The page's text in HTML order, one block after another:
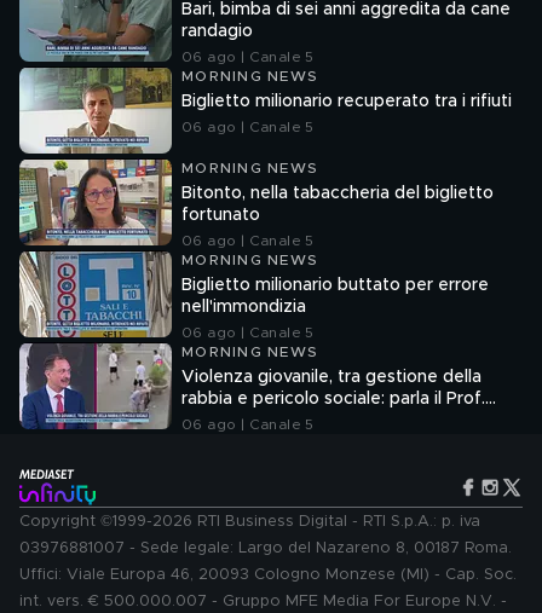
Bari, bimba di sei anni aggredita da cane
randagio
06 ago | Canale 5
MORNING NEWS
Biglietto milionario recuperato tra i rifiuti
06 ago | Canale 5
MORNING NEWS
Bitonto, nella tabaccheria del biglietto
fortunato
06 ago | Canale 5
MORNING NEWS
Biglietto milionario buttato per errore
nell'immondizia
06 ago | Canale 5
MORNING NEWS
Violenza giovanile, tra gestione della
rabbia e pericolo sociale: parla il Prof.
Pierpaolo Limone
06 ago | Canale 5
Copyright ©1999-2026 RTI Business Digital - RTI S.p.A.: p. iva
03976881007 - Sede legale: Largo del Nazareno 8, 00187 Roma.
Uffici: Viale Europa 46, 20093 Cologno Monzese (MI) - Cap. Soc.
int. vers. € 500.000.007 - Gruppo MFE Media For Europe N.V. -